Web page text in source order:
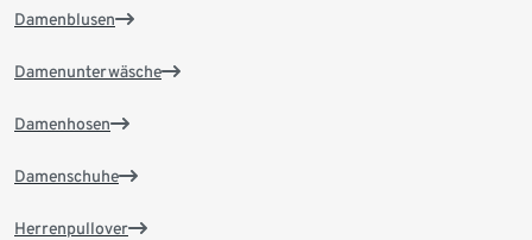
Damenblusen
Damenunterwäsche
Damenhosen
Damenschuhe
Herrenpullover